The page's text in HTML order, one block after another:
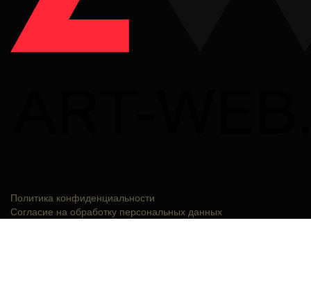
Политика конфиденциальности
Согласие на обработку персональных данных